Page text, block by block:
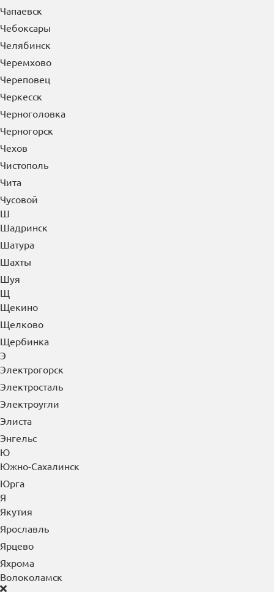
Чапаевск
Чебоксары
Челябинск
Черемхово
Череповец
Черкесск
Черноголовка
Черногорск
Чехов
Чистополь
Чита
Чусовой
Ш
Шадринск
Шатура
Шахты
Шуя
Щ
Щекино
Щелково
Щербинка
Э
Электрогорск
Электросталь
Электроугли
Элиста
Энгельс
Ю
Южно-Сахалинск
Юрга
Я
Якутия
Ярославль
Ярцево
Яхрома
Волоколамск